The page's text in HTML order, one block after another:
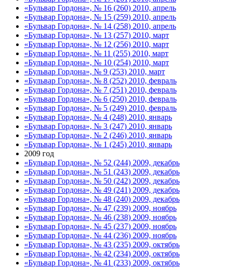
«Бульвар Гордона», № 16 (260) 2010, апрель
«Бульвар Гордона», № 15 (259) 2010, апрель
«Бульвар Гордона», № 14 (258) 2010, апрель
«Бульвар Гордона», № 13 (257) 2010, март
«Бульвар Гордона», № 12 (256) 2010, март
«Бульвар Гордона», № 11 (255) 2010, март
«Бульвар Гордона», № 10 (254) 2010, март
«Бульвар Гордона», № 9 (253) 2010, март
«Бульвар Гордона», № 8 (252) 2010, февраль
«Бульвар Гордона», № 7 (251) 2010, февраль
«Бульвар Гордона», № 6 (250) 2010, февраль
«Бульвар Гордона», № 5 (249) 2010, февраль
«Бульвар Гордона», № 4 (248) 2010, январь
«Бульвар Гордона», № 3 (247) 2010, январь
«Бульвар Гордона», № 2 (246) 2010, январь
«Бульвар Гордона», № 1 (245) 2010, январь
2009 год
«Бульвар Гордона», № 52 (244) 2009, декабрь
«Бульвар Гордона», № 51 (243) 2009, декабрь
«Бульвар Гордона», № 50 (242) 2009, декабрь
«Бульвар Гордона», № 49 (241) 2009, декабрь
«Бульвар Гордона», № 48 (240) 2009, декабрь
«Бульвар Гордона», № 47 (239) 2009, ноябрь
«Бульвар Гордона», № 46 (238) 2009, ноябрь
«Бульвар Гордона», № 45 (237) 2009, ноябрь
«Бульвар Гордона», № 44 (236) 2009, ноябрь
«Бульвар Гордона», № 43 (235) 2009, октябрь
«Бульвар Гордона», № 42 (234) 2009, октябрь
«Бульвар Гордона», № 41 (233) 2009, октябрь